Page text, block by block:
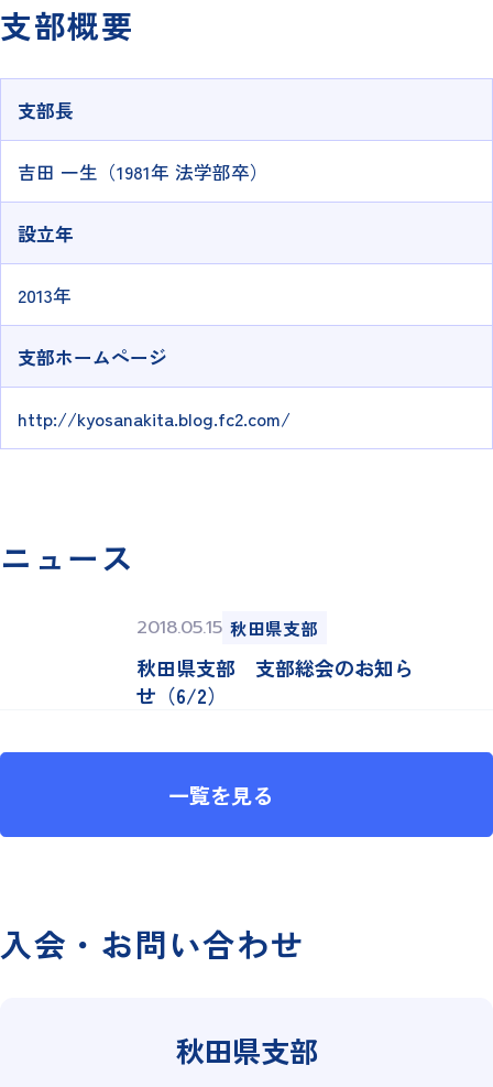
支部概要
支部長
吉田 一生（1981年 法学部卒）
設立年
2013年
支部ホームページ
http://kyosanakita.blog.fc2.com/
ニュース
2018.05.15 秋田県支部
秋田県支部 支部総会のお知ら
せ（6/2）
一覧を見る
入会・お問い合わせ
秋田県支部